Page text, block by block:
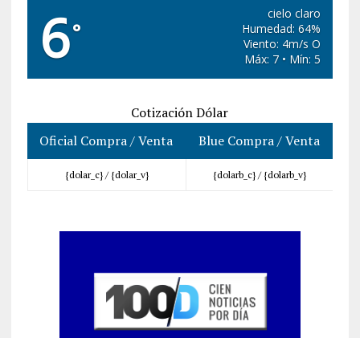
6°
cielo claro
Humedad: 64%
Viento: 4m/s O
Máx: 7 • Mín: 5
Cotización Dólar
Oficial Compra / Venta
Blue Compra / Venta
{dolar_c} / {dolar_v} {dolarb_c} / {dolarb_v}